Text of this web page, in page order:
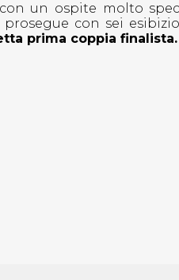
un ospite molto
con sei
prima coppia finalista.